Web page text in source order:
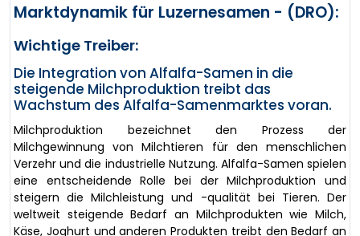
Marktdynamik für Luzernesamen - (DRO):
Wichtige Treiber:
Die Integration von Alfalfa-Samen in die
steigende Milchproduktion treibt das
Wachstum des Alfalfa-Samenmarktes voran.
Milchproduktion bezeichnet den Prozess der
Milchgewinnung von Milchtieren für den menschlichen
Verzehr und die industrielle Nutzung. Alfalfa-Samen spielen
eine entscheidende Rolle bei der Milchproduktion und
steigern die Milchleistung und -qualität bei Tieren. Der
weltweit steigende Bedarf an Milchprodukten wie Milch,
Käse, Joghurt und anderen Produkten treibt den Bedarf an